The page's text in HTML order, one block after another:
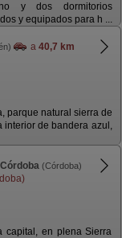
y dos dormitorios
y equipados para h ...
a 40,7 km
parque natural sierra de
interior de bandera azul,
(Córdoba)
capital, en plena Sierra